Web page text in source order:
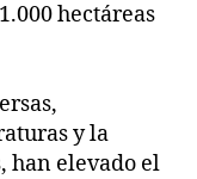
hectáreas
y la
han elevado el